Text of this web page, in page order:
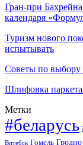
Гран-при
календаря
Туризм нового
испытывать
Советы по выбору
Шлифовка
Метки
#беларусь
Витебск Гомель Гродно